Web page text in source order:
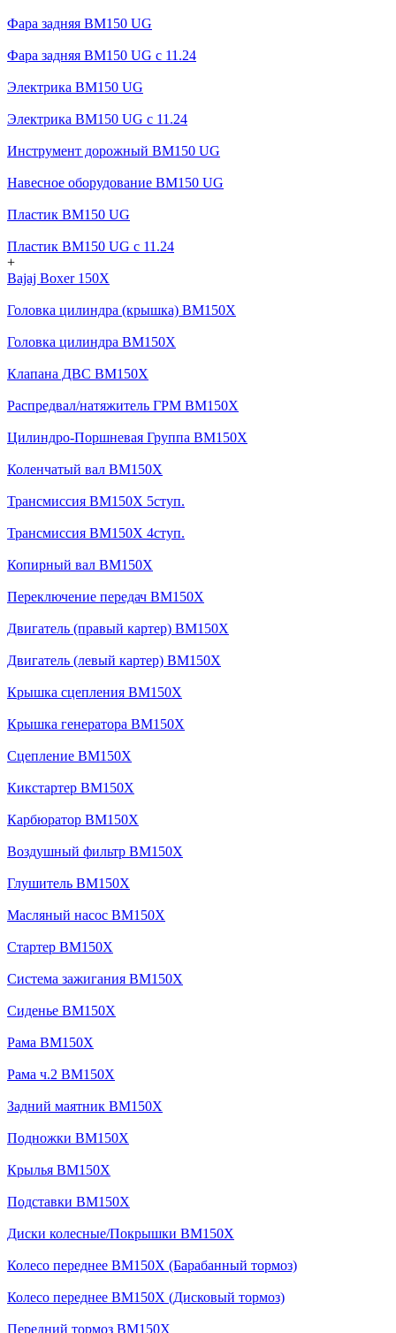
Фара задняя BM150 UG
Фара задняя BM150 UG с 11.24
Электрика BM150 UG
Электрика BM150 UG c 11.24
Инструмент дорожный BM150 UG
Навесное оборудование BM150 UG
Пластик BM150 UG
Пластик BM150 UG c 11.24
+
Bajaj Boxer 150X
Головка цилиндра (крышка) BM150X
Головка цилиндра BM150X
Клапана ДВС BM150X
Распредвал/натяжитель ГРМ BM150X
Цилиндро-Поршневая Группа BM150X
Коленчатый вал BM150X
Трансмиссия BM150X 5ступ.
Трансмиссия BM150X 4ступ.
Копирный вал BM150X
Переключение передач BM150X
Двигатель (правый картер) BM150X
Двигатель (левый картер) BM150X
Крышка сцепления BM150X
Крышка генератора BM150X
Сцепление BM150X
Кикстартер BM150X
Карбюратор BM150X
Воздушный фильтр BM150X
Глушитель BM150X
Масляный насос BM150X
Стартер BM150X
Система зажигания BM150X
Сиденье BM150X
Рама BM150X
Рама ч.2 BM150X
Задний маятник BM150X
Подножки BM150X
Крылья BM150X
Подставки BM150X
Диски колесные/Покрышки BM150X
Колесо переднее BM150X (Барабанный тормоз)
Колесо переднее BM150X (Дисковый тормоз)
Передний тормоз BM150X